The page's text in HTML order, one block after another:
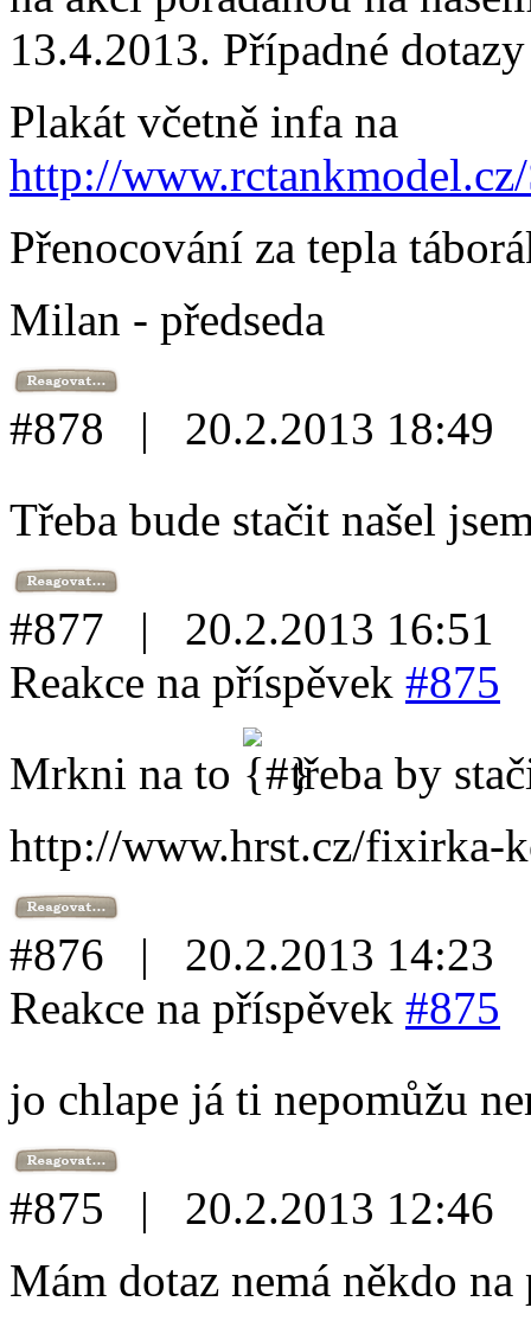
13.4.2013. Případné
Plakát včetně infa na
http://
Přenocování za tepla
Milan - předseda
#878 | 20.2.2013
Třeba bude stačit našel
#877 | 20.2.2013
Reakce na příspěvek #875
Mrkni na to
třeba by
http://www.hrst.cz/fixirka-
#876 | 20.2.2013
Reakce na příspěvek #875
jo chlape já ti nepomůžu
#875 | 20.2.2013
Mám dotaz nemá někdo